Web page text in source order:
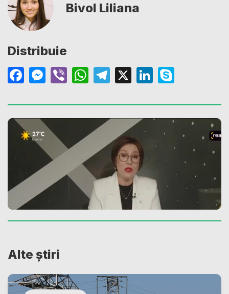
Bivol Liliana
Distribuie
Facebook
Messenger
ViberWhatsApp
Telegram
X LinkedIn
Alte știri